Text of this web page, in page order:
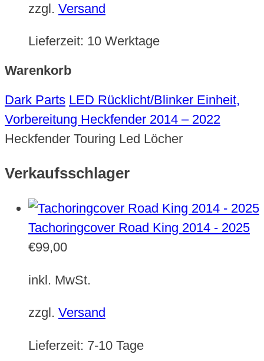
zzgl. Versand
Lieferzeit: 10 Werktage
Warenkorb
Dark Parts LED Rücklicht/Blinker Einheit,
Vorbereitung Heckfender 2014 – 2022
Heckfender Touring Led Löcher
Verkaufsschlager
Tachoringcover Road King 2014 - 2025
€99,00
inkl. MwSt.
zzgl. Versand
Lieferzeit: 7-10 Tage